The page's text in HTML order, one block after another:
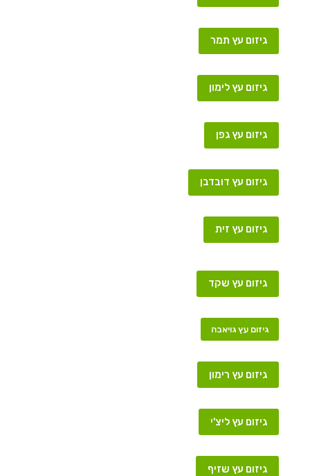
גיזום עץ תמר
גיזום עץ לימון
גיזום עץ גפן
גיזום עץ דובדבן
גיזום עץ זית
גיזום עץ שקד
גיזום עץ גויאבה
גיזום עץ רימון
גיזום עץ ליצ'י
גיזום עץ שזיף